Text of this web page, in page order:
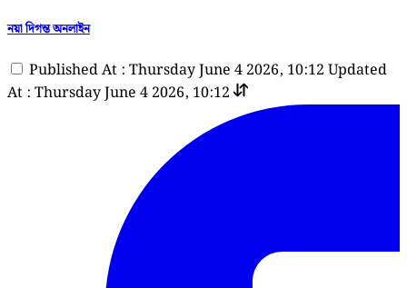
নয়া দিগন্ত অনলাইন
Published At : Thursday June 4 2026, 10:12 Updated
At : Thursday June 4 2026, 10:12